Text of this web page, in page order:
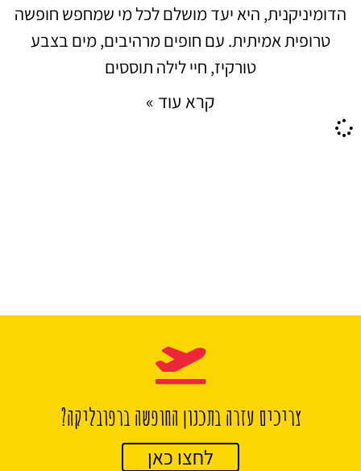
הדומיניקנית, היא יעד מושלם לכל מי שמחפש חופשה
טרופית אמיתית. עם חופים מרהיבים, מים בצבע
טורקיז, חיי לילה תוססים
קרא עוד »
צריכים עזרה בתכנון החופשה ברפובליקה?
לחצו כאן